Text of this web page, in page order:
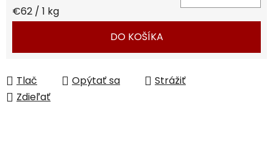
Jednotková cena:
€62 / 1 kg
DO KOŠÍKA
Tlač Opýtať sa
Strážiť
Zdieľať